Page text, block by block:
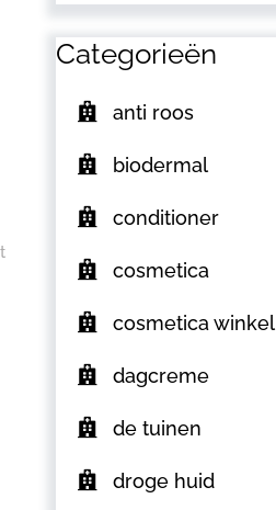
Categorieën
anti roos
biodermal
conditioner
cosmetica
cosmetica winkel
dagcreme
de tuinen
droge huid